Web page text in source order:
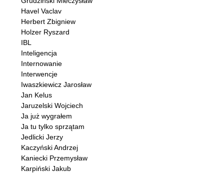
Havel Vaclav
Herbert Zbigniew
Holzer Ryszard
IBL
Inteligencja
Internowanie
Interwencje
Iwaszkiewicz Jarosław
Jan Kelus
Jaruzelski Wojciech
Ja już wygrałem
Ja tu tylko sprzątam
Jedlicki Jerzy
Kaczyński Andrzej
Kaniecki Przemysław
Karpiński Jakub